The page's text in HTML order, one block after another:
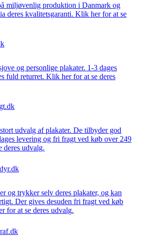
miljøvenlig produktion i Danmark og
deres kvalitetsgaranti. Klik her for at se
og personlige plakater. 1-3 dages
fuld returret. Klik her for at se deres
udvalg af plakater. De tilbyder god
levering og fri fragt ved køb over 249
deres udvalg.
og trykker selv deres plakater, og kan
Der gives desuden fri fragt ved køb
for at se deres udvalg.